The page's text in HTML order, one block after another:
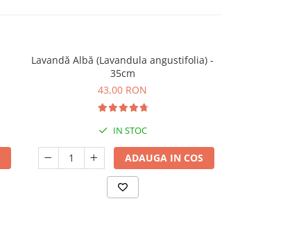
Lavandă Albă (Lavandula angustifolia) -
35cm
43,00 RON
IN STOC
ADAUGA IN COS